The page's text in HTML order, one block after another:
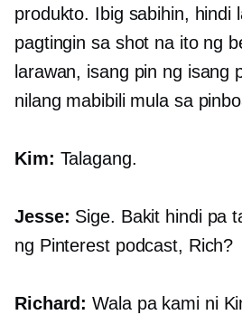
produkto. Ibig sabihin, hindi
pagtingin sa shot na ito ng
larawan, isang pin ng isang
nilang mabibili mula sa
Kim: Talagang.
Jesse: Sige. Bakit hindi pa
ng Pinterest podcast, Rich?
Richard: Wala pa kami ni